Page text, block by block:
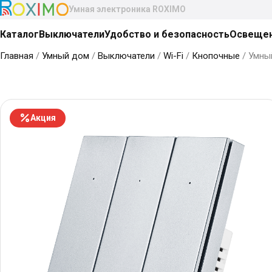
Умная электроника ROXIMO
КаталогВыключателиУдобство и безопасность
Главная / Умный дом / Выключатели / Wi-Fi / Кнопочные /
Акция